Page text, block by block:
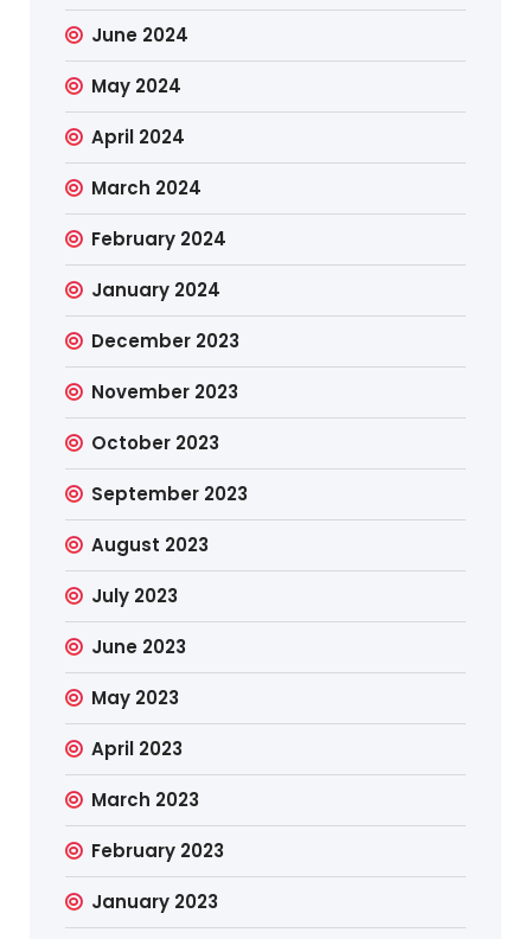
June 2024
May 2024
April 2024
March 2024
February 2024
January 2024
December 2023
November 2023
October 2023
September 2023
August 2023
July 2023
June 2023
May 2023
April 2023
March 2023
February 2023
January 2023